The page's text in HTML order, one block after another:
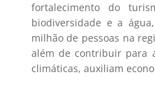
fortalecimento do
biodiversidade e a
milhão de pessoas na
além de contribuir para
climáticas, auxiliam